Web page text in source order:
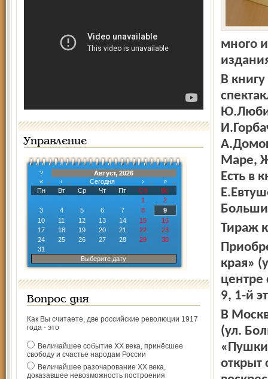
Управление
?
Август, 2026
«
‹ Сегодня ›
»
Пн
Вт Ср Чт Пт Сб
Вс
1
2
3
4 5 6 7 8
9
10
11 12 13 14 15
16
17
18 19 20 21 22
23
24
25 26 27 28 29
30
31
Выберите дату
Вопрос дня
Как Вы считаете, две российские революции 1917
года - это
Величайшее событие ХХ века, принёсшее
свободу и счастье народам России
Величайшее разочарование ХХ века,
доказавшее невозможность построения
много
В
Маре,
Есть в
Тираж
края»
центре
9, 1-й
В
(ул.
открыт